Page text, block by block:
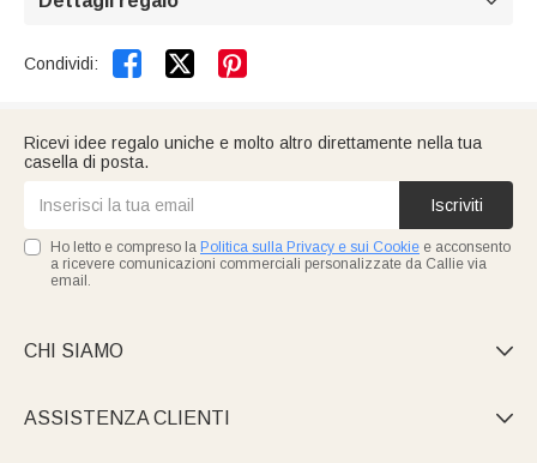
Condividi:  
Ricevi idee regalo uniche e molto altro direttamente nella tua
casella di posta.
Iscriviti
Ho letto e compreso la Politica sulla Privacy e sui Cookie e acconsento
a ricevere comunicazioni commerciali personalizzate da Callie via
email.
CHI SIAMO 
ASSISTENZA CLIENTI 